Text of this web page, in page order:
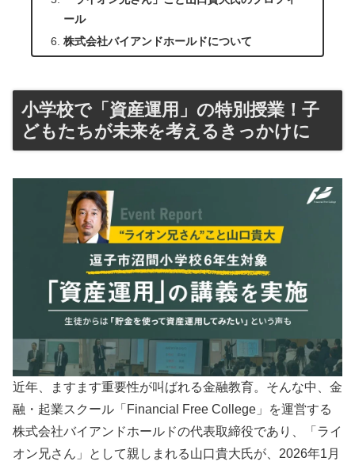
ール
株式会社バイアンドホールドについて
小学校で「資産運用」の特別授業！子
どもたちが未来を考えるきっかけに
近年、ますます重要性が叫ばれる金融教育。そんな中、金
融・起業スクール「Financial Free College」を運営する
株式会社バイアンドホールドの代表取締役であり、「ライ
オン兄さん」として親しまれる山口貴大氏が、2026年1月